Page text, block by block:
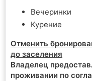
Вечеринки
Курение
Отменить
до заселения
Владелец
проживании по